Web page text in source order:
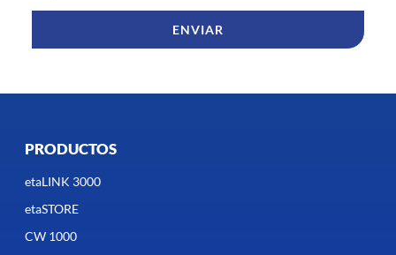
PRODUCTOS
etaLINK 3000
etaSTORE
CW 1000